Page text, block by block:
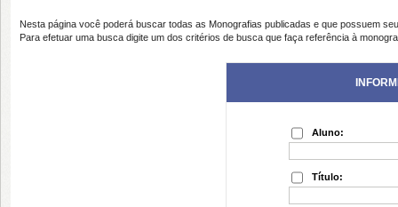
Nesta página você poderá buscar todas as Monografias publicadas e que possuem
Para efetuar uma busca digite um dos critérios de busca que faça referência à
Aluno:
Título: